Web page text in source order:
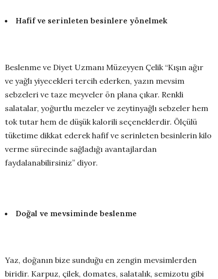
Hafif ve serinleten besinlere yönelmek
Beslenme ve Diyet Uzmanı Müzeyyen Çelik “Kışın ağır
ve yağlı yiyecekleri tercih ederken, yazın mevsim
sebzeleri ve taze meyveler ön plana çıkar. Renkli
salatalar, yoğurtlu mezeler ve zeytinyağlı sebzeler hem
tok tutar hem de düşük kalorili seçeneklerdir. Ölçülü
tüketime dikkat ederek hafif ve serinleten besinlerin kilo
verme sürecinde sağladığı avantajlardan
faydalanabilirsiniz” diyor.
Doğal ve mevsiminde beslenme
Yaz, doğanın bize sunduğu en zengin mevsimlerden
biridir. Karpuz, çilek, domates, salatalık, semizotu gibi